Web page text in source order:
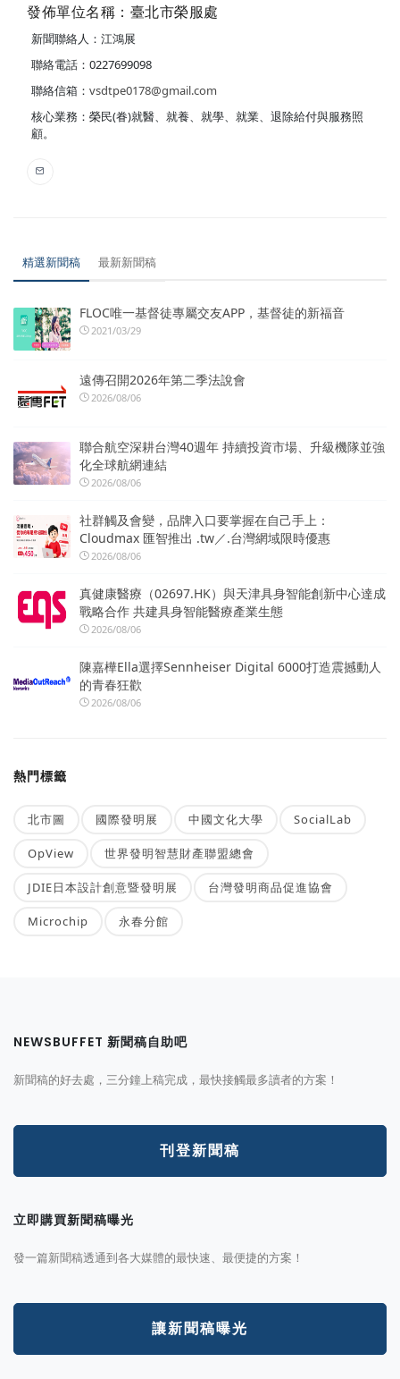
發佈單位名稱：臺北市榮服處
新聞聯絡人：江鴻展
聯絡電話：0227699098
聯絡信箱： vsdtpe0178@gmail.com
核心業務：榮民(眷)就醫、就養、就學、就業、退除給付與服務照
顧。
精選新聞稿 最新新聞稿
FLOC唯一基督徒專屬交友APP，基督徒的新福音
2021/03/29
遠傳召開2026年第二季法說會
2026/08/06
聯合航空深耕台灣40週年 持續投資市場、升級機隊並強
化全球航網連結
2026/08/06
社群觸及會變，品牌入口要掌握在自己手上：
Cloudmax 匯智推出 .tw／.台灣網域限時優惠
2026/08/06
真健康醫療（02697.HK）與天津具身智能創新中心達成
戰略合作 共建具身智能醫療產業生態
2026/08/06
陳嘉樺Ella選擇Sennheiser Digital 6000打造震撼動人
的青春狂歡
2026/08/06
熱門標籤
北市圖 國際發明展 中國文化大學 SocialLab
OpView 世界發明智慧財產聯盟總會
JDIE日本設計創意暨發明展 台灣發明商品促進協會
Microchip 永春分館
NEWSBUFFET 新聞稿自助吧
新聞稿的好去處，三分鐘上稿完成，最快接觸最多讀者的方案！
刊登新聞稿
立即購買新聞稿曝光
發一篇新聞稿透通到各大媒體的最快速、最便捷的方案！
讓新聞稿曝光